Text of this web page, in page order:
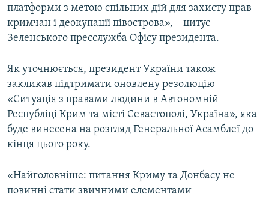
платформи з метою спільних дій для захисту прав
кримчан і деокупації півострова», – цитує
Зеленського пресслужба Офісу президента.
Як уточнюється, президент України також
закликав підтримати оновлену резолюцію
«Ситуація з правами людини в Автономній
Республіці Крим та місті Севастополі, Україна», яка
буде винесена на розгляд Генеральної Асамблеї до
кінця цього року.
«Найголовніше: питання Криму та Донбасу не
повинні стати звичними елементами